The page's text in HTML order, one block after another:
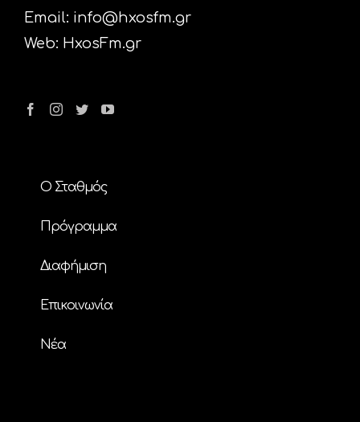
Email: info@hxosfm.gr
Web: HxosFm.gr
Ο Σταθμός
Πρόγραμμα
Διαφήμιση
Επικοινωνία
Nέα